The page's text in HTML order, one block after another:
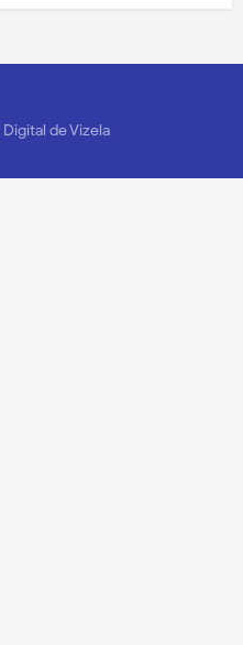
Digital de Vizela